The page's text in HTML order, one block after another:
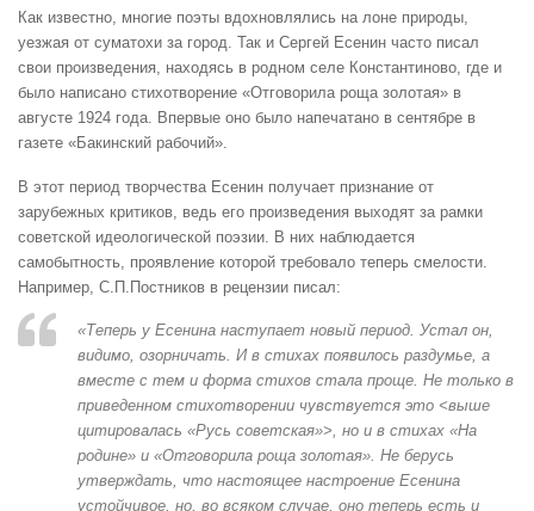
Как известно, многие поэты вдохновлялись на лоне природы,
уезжая от суматохи за город. Так и Сергей Есенин часто писал
свои произведения, находясь в родном селе Константиново, где и
было написано стихотворение «Отговорила роща золотая» в
августе 1924 года. Впервые оно было напечатано в сентябре в
газете «Бакинский рабочий».
В этот период творчества Есенин получает признание от
зарубежных критиков, ведь его произведения выходят за рамки
советской идеологической поэзии. В них наблюдается
самобытность, проявление которой требовало теперь смелости.
Например, С.П.Постников в рецензии писал:
«Теперь у Есенина наступает новый период. Устал он,
видимо, озорничать. И в стихах появилось раздумье, а
вместе с тем и форма стихов стала проще. Не только в
приведенном стихотворении чувствуется это <выше
цитировалась «Русь советская»>, но и в стихах «На
родине» и «Отговорила роща золотая». Не берусь
утверждать, что настоящее настроение Есенина
устойчивое, но, во всяком случае, оно теперь есть и